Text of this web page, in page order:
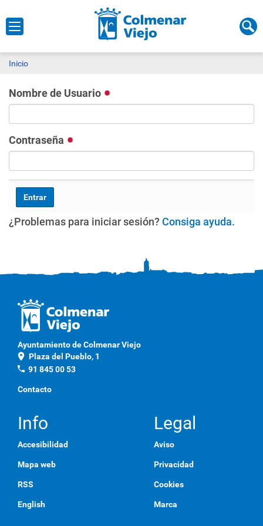
Inicio
Nombre de Usuario
Contraseña
¿Problemas para iniciar sesión? Consiga ayuda.
Ayuntamiento de Colmenar Viejo
location_on Plaza del Pueblo, 1
phone 91 845 00 53
Contacto
Info
Accesibilidad
Mapa web
RSS
English
Legal
Aviso
Privacidad
Cookies
Marca